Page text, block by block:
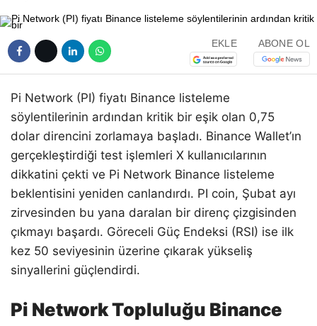
EKLE ABONE OL
Pi Network (PI) fiyatı Binance listeleme
söylentilerinin ardından kritik bir eşik olan 0,75
dolar direncini zorlamaya başladı. Binance Wallet’ın
gerçekleştirdiği test işlemleri X kullanıcılarının
dikkatini çekti ve Pi Network Binance listeleme
beklentisini yeniden canlandırdı. PI coin, Şubat ayı
zirvesinden bu yana daralan bir direnç çizgisinden
çıkmayı başardı. Göreceli Güç Endeksi (RSI) ise ilk
kez 50 seviyesinin üzerine çıkarak yükseliş
sinyallerini güçlendirdi.
Pi Network Topluluğu Binance